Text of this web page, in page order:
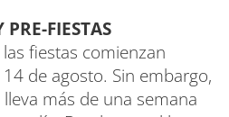
FIESTAS
fiestas comienzan
de agosto. Sin embargo,
más de una semana